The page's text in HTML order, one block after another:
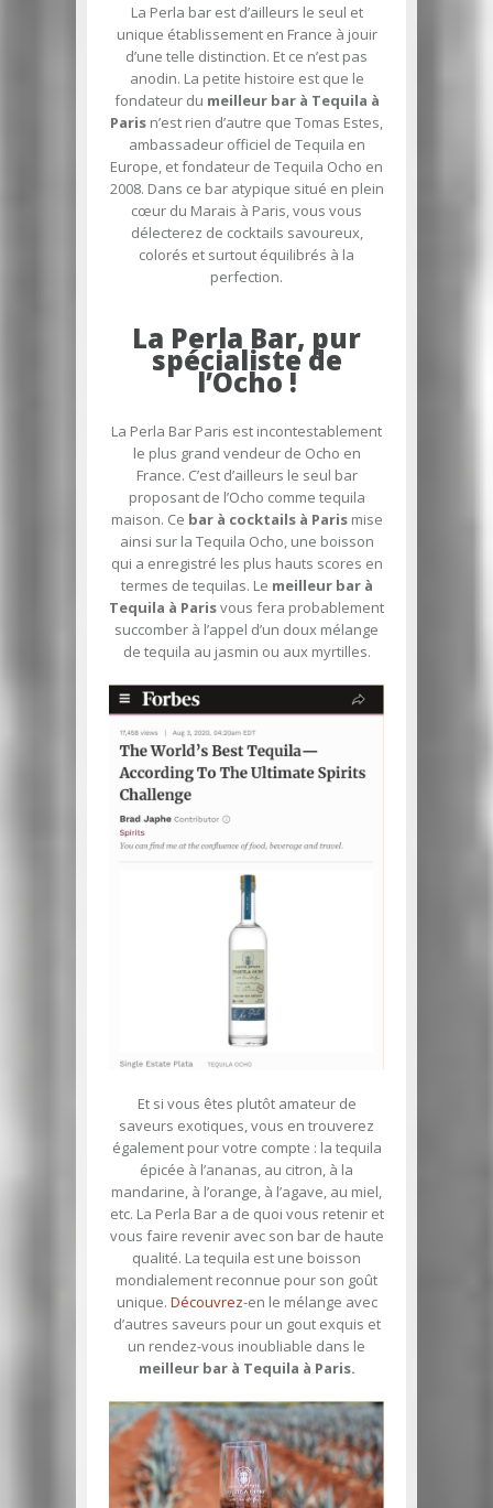
La Perla bar est d’ailleurs le seul et
unique établissement en France à jouir
d’une telle distinction. Et ce n’est pas
anodin. La petite histoire est que le
fondateur du meilleur bar à Tequila à
Paris n’est rien d’autre que Tomas Estes,
ambassadeur officiel de Tequila en
Europe, et fondateur de Tequila Ocho en
2008. Dans ce bar atypique situé en plein
cœur du Marais à Paris, vous vous
délecterez de cocktails savoureux,
colorés et surtout équilibrés à la
perfection.
La Perla Bar, pur
spécialiste de
l’Ocho !
La Perla Bar Paris est incontestablement
le plus grand vendeur de Ocho en
France. C’est d’ailleurs le seul bar
proposant de l’Ocho comme tequila
maison. Ce bar à cocktails à Parismise
ainsi sur la Tequila Ocho, une boisson
qui a enregistré les plus hauts scores en
termes de tequilas. Le meilleur bar à
Tequila à Parisvous fera probablement
succomber à l’appel d’un doux mélange
de tequila au jasmin ou aux myrtilles.
Et si vous êtes plutôt amateur de
saveurs exotiques, vous en trouverez
également pour votre compte : la tequila
épicée à l’ananas, au citron, à la
mandarine, à l’orange, à l’agave, au miel,
etc. La Perla Bar a de quoi vous retenir et
vous faire revenir avec son bar de haute
qualité. La tequila est une boisson
mondialement reconnue pour son goût
unique. Découvrez-en le mélange avec
d’autres saveurs pour un gout exquis et
un rendez-vous inoubliable dans le
meilleur bar à Tequila à Paris.